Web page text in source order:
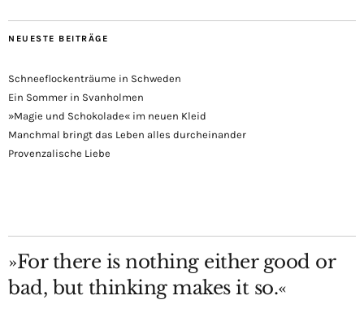
NEUESTE BEITRÄGE
Schneeflockenträume in Schweden
Ein Sommer in Svanholmen
»Magie und Schokolade« im neuen Kleid
Manchmal bringt das Leben alles durcheinander
Provenzalische Liebe
»For there is nothing either good or
bad, but thinking makes it so.«